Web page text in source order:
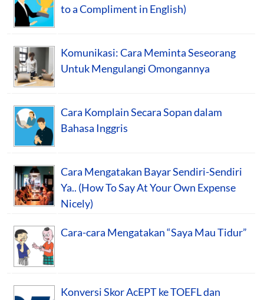
to a Compliment in English)
Komunikasi: Cara Meminta Seseorang
Untuk Mengulangi Omongannya
Cara Komplain Secara Sopan dalam
Bahasa Inggris
Cara Mengatakan Bayar Sendiri-Sendiri
Ya.. (How To Say At Your Own Expense
Nicely)
Cara-cara Mengatakan “Saya Mau Tidur”
Konversi Skor AcEPT ke TOEFL dan